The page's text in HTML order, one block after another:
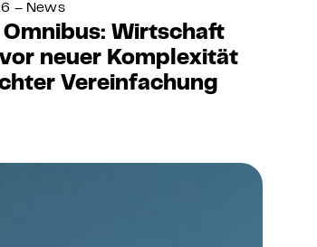
– News
Omnibus: Wirtschaft
neuer Komplexität
Vereinfachung